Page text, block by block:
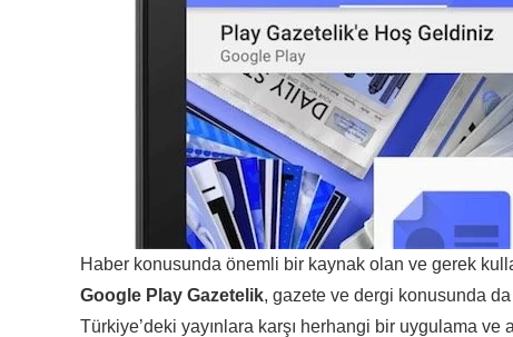
Haber konusunda önemli bir kaynak olan ve gerek
Google Play Gazetelik, gazete ve dergi konusunda
Türkiye’deki yayınlara karşı herhangi bir uygulama